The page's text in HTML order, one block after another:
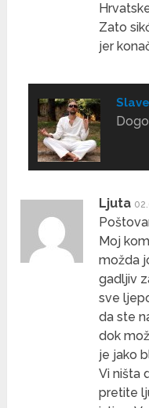
Zato
jer
Ljuta
Moj
možda
gadljiv
sve
da ste
dok
je jako
Vi ništa
pretite